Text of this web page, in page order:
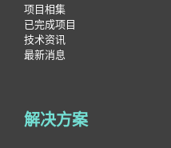
项目相集
已完成项目
技术资讯
最新消息
解决方案